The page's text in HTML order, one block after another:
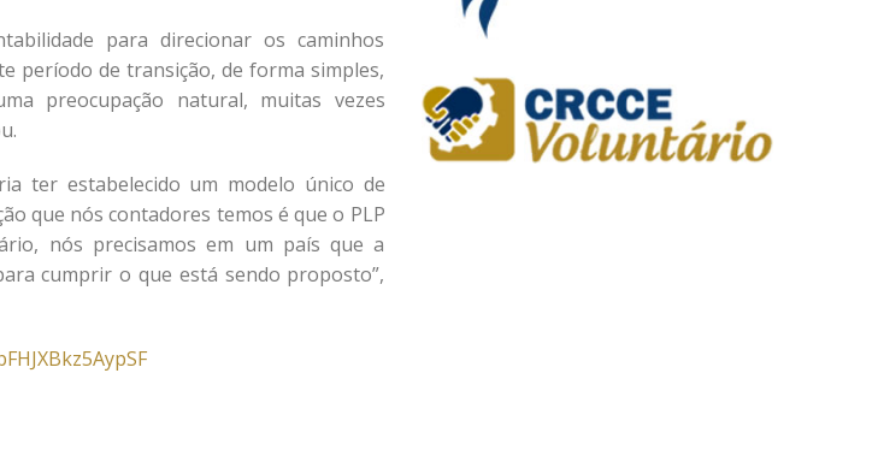
para direcionar os caminhos
período de transição, de forma simples,
preocupação natural, muitas vezes
ter estabelecido um modelo único de
que nós contadores temos é que o PLP
nós precisamos em um país que a
cumprir o que está sendo proposto”,